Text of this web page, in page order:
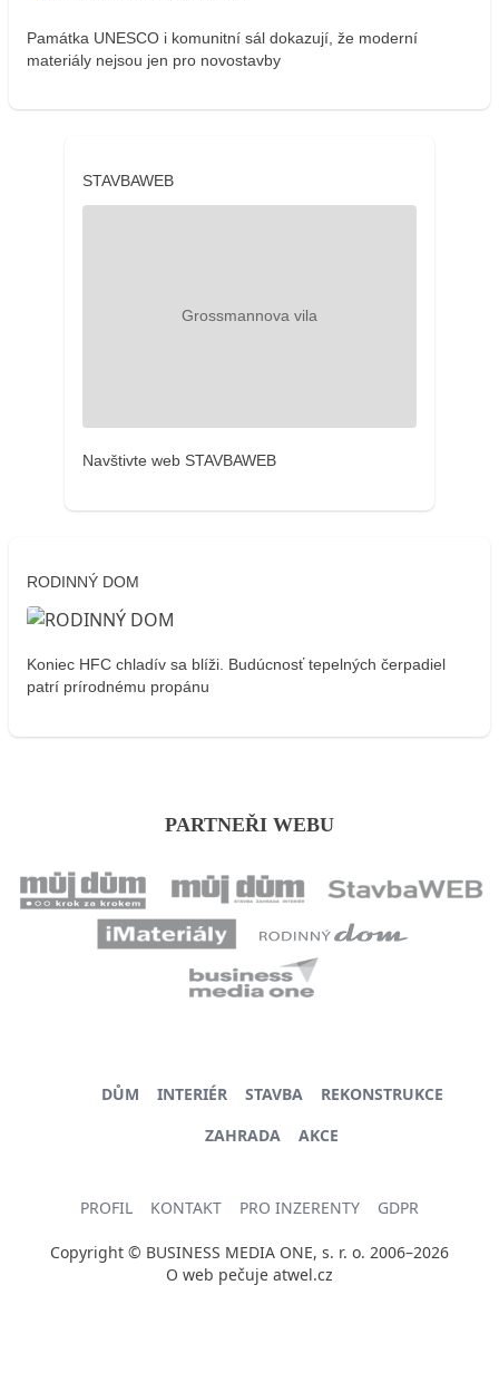
Památka UNESCO i komunitní sál dokazují, že moderní
materiály nejsou jen pro novostavby
STAVBAWEB
Navštivte web STAVBAWEB
RODINNÝ DOM
Koniec HFC chladív sa blíži. Budúcnosť tepelných čerpadiel
patrí prírodnému propánu
PARTNEŘI WEBU
DŮM INTERIÉR STAVBA
REKONSTRUKCE
ZAHRADA
AKCE
PROFIL KONTAKT PRO INZERENTY GDPR
Copyright © BUSINESS MEDIA ONE, s. r. o. 2006–2026